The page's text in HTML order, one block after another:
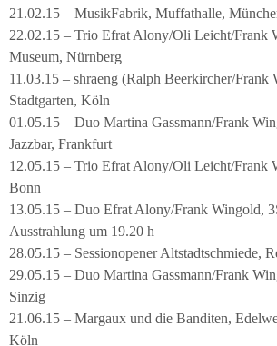
21.02.15 – MusikFabrik, Muffathalle,
22.02.15 – Trio Efrat Alony/Oli Leicht/Frank
Museum, Nürnberg
11.03.15 – shraeng (Ralph Beerkircher/Frank
Stadtgarten, Köln
01.05.15 – Duo Martina Gassmann/Frank
Jazzbar, Frankfurt
12.05.15 – Trio Efrat Alony/Oli Leicht/Frank
Bonn
13.05.15 – Duo Efrat Alony/Frank Wingold,
Ausstrahlung um 19.20 h
28.05.15 – Sessionopener Altstadtschmiede,
29.05.15 – Duo Martina Gassmann/Frank
Sinzig
21.06.15 – Margaux und die Banditen,
Köln